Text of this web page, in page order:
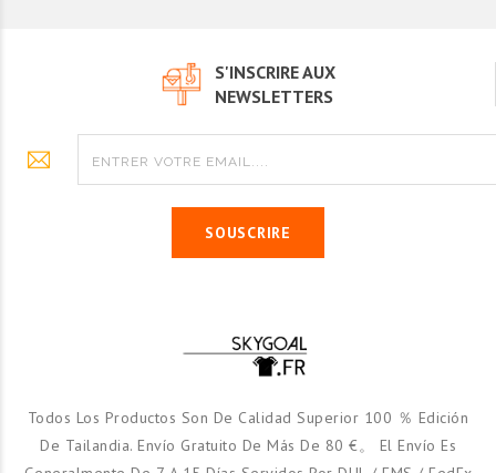
S'INSCRIRE AUX
NEWSLETTERS
SOUSCRIRE
Todos Los Productos Son De Calidad Superior 100 ％ Edición
De Tailandia. Envío Gratuito De Más De 80 €。 El Envío Es